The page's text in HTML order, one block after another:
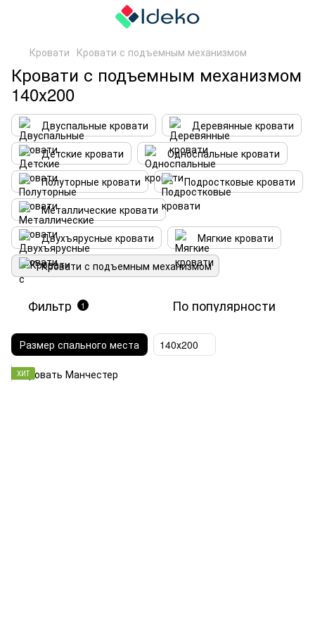
Кровати Кровати с подъемным механизмом
Кровати с подъемным механизмом
140х200
Двуспальные кровати
Деревянные кровати
Детские кровати
Односпальные кровати
Полуторные кровати
Подростковые кровати
Металлические кровати
Двухъярусные кровати
Мягкие кровати
Кровати с подъемным механизмом
Фильтр 1 По популярности
Размер спального места 140х200
ХИТ